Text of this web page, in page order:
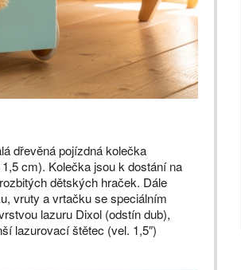
dřevěná pojízdná kolečka
cm). Kolečka jsou k dostání na
dětských hraček. Dále
vruty a vrtačku se speciálním
lazuru Dixol (odstín dub),
lazurovací štětec (vel. 1,5″)